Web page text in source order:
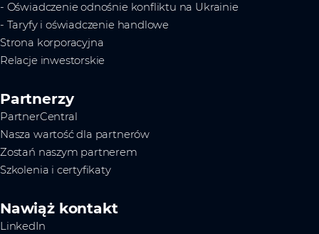
- Oświadczenie odnośnie konfliktu na Ukrainie
- Taryfy i oświadczenie handlowe
Strona korporacyjna
Relacje inwestorskie
Partnerzy
PartnerCentral
Nasza wartość dla partnerów
Zostań naszym partnerem
Szkolenia i certyfikaty
Nawiąż kontakt
LinkedIn